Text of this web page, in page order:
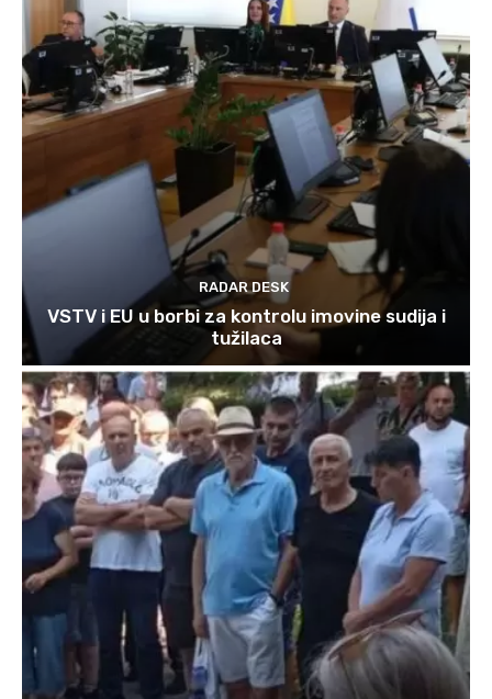
RADAR DESK
VSTV i EU u borbi za kontrolu imovine sudija i
tužilaca